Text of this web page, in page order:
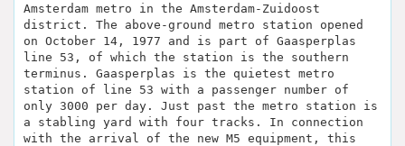
Amsterdam metro in the Amsterdam-Zuidoost
district. The above-ground metro station opened
on October 14, 1977 and is part of Gaasperplas
line 53, of which the station is the southern
terminus. Gaasperplas is the quietest metro
station of line 53 with a passenger number of
only 3000 per day. Just past the metro station is
a stabling yard with four tracks. In connection
with the arrival of the new M5 equipment, this